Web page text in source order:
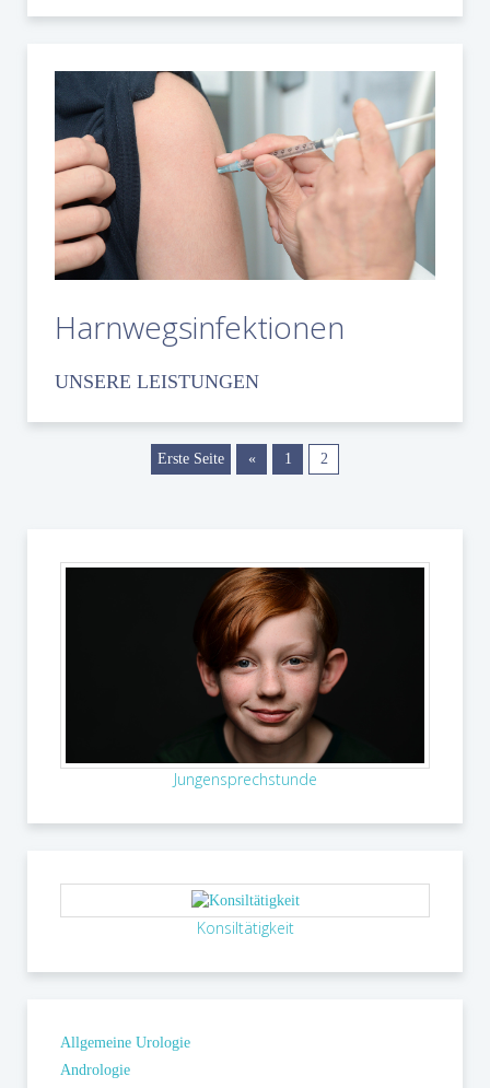
Harnwegsinfektionen
UNSERE LEISTUNGEN
Erste Seite « 1 2
Jungensprechstunde
Konsiltätigkeit
Allgemeine Urologie
Andrologie